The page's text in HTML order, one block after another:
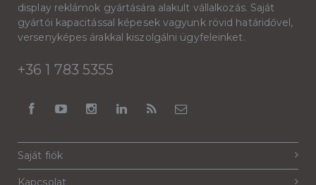
display reklámok gyártására alakult vállalkozás. Saját
gyártói kapacitással képesek vagyunk rövid határidővel,
versenyképes árakkal kiszolgálni ügyfeleinket.
+36 1 783 5355
Saját fiók
Kapcsolat